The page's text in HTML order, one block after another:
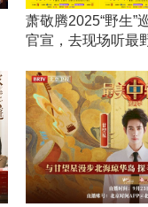
萧敬腾2025“野生”
官宣，去现场听最